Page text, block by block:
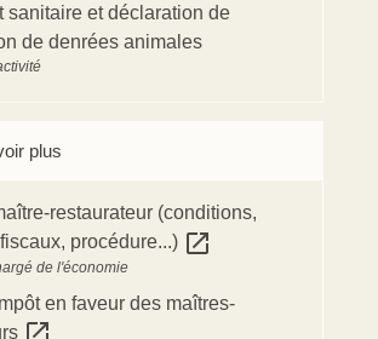
sanitaire et déclaration de
de denrées animales
plus
restaurateur (conditions,
procédure...) open_in_new
de l'économie
en faveur des maîtres-